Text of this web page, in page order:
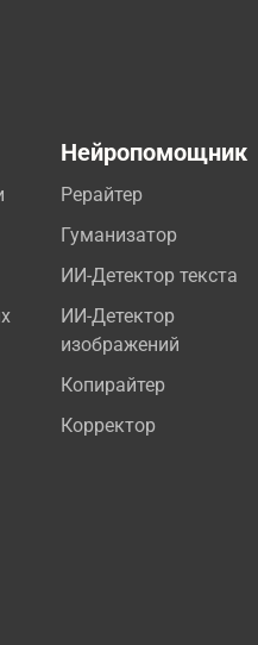
Нейропомощник
Рерайтер
Гуманизатор
ИИ-Детектор текста
ИИ-Детектор
изображений
Копирайтер
Корректор